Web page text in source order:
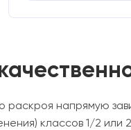
раскроя напрямую
классов 1/2